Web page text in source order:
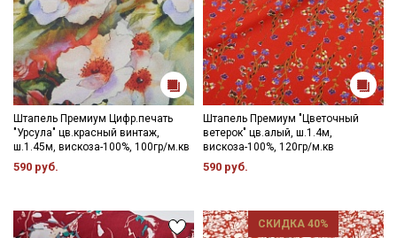
Штапель Премиум Цифр.печать
"Урсула" цв.красный винтаж,
ш.1.45м, вискоза-100%, 100гр/м.кв
590 руб.
Штапель Премиум "Цветочный
ветерок" цв.алый, ш.1.4м,
вискоза-100%, 120гр/м.кв
590 руб.
СКИДКА 40%